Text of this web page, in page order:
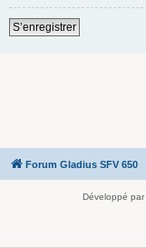
S’enregistrer
Forum Gladius SFV 650
Développé par